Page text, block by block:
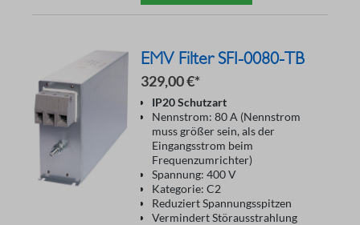
EMV Filter SFI-0080-TB
329,00 €*
IP20 Schutzart
Nennstrom: 80 A (Nennstrom
muss größer sein, als der
Eingangsstrom beim
Frequenzumrichter)
Spannung: 400 V
Kategorie: C2
Reduziert Spannungsspitzen
Vermindert Störausstrahlung